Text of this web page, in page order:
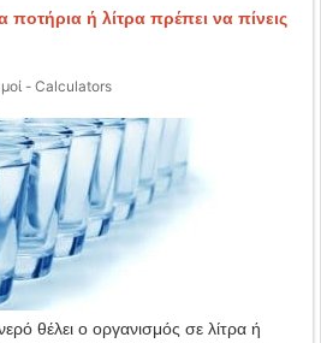
ή λίτρα πρέπει να πίνεις
- Calculators
θέλει ο οργανισμός σε λίτρα ή